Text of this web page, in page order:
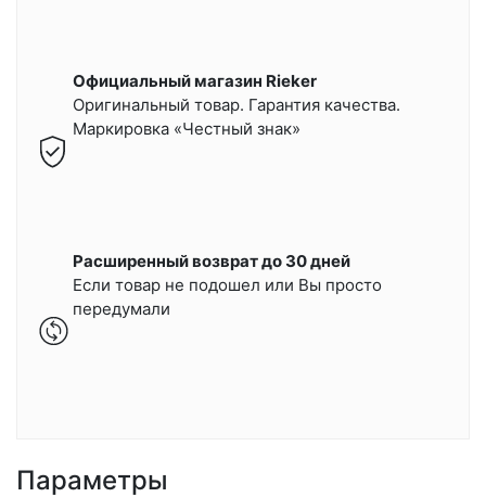
Официальный магазин Rieker
Оригинальный товар. Гарантия качества.
Маркировка «Честный знак»
Расширенный возврат до 30 дней
Если товар не подошел или Вы просто
передумали
Параметры